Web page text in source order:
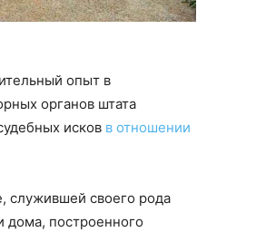
опыт в
органов штата
исков в отношении
служившей своего рода
дома, построенного